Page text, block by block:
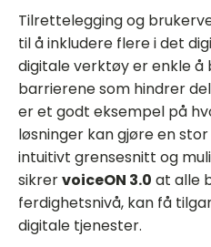
Tilrettelegging og
til å inkludere flere i det
digitale verktøy er enkle å
barrierene som hindrer
er et godt eksempel på
løsninger kan gjøre en
intuitivt grensesnitt og
sikrervoiceON 3.0 at alle
ferdighetsnivå, kan få
digitale tjenester.